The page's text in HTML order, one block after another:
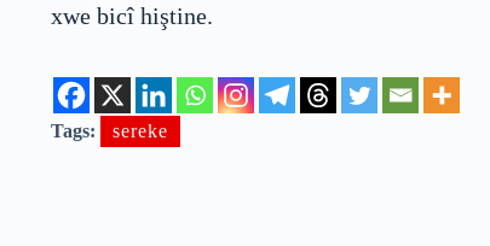
xwe bicî hiştine.
Tags: sereke